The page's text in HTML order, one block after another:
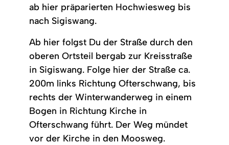
ab hier präparierten Hochwiesweg bis
nach Sigiswang.
Ab hier folgst Du der Straße durch den
oberen Ortsteil bergab zur Kreisstraße
in Sigiswang. Folge hier der Straße ca.
200m links Richtung Ofterschwang, bis
rechts der Winterwanderweg in einem
Bogen in Richtung Kirche in
Ofterschwang führt. Der Weg mündet
vor der Kirche in den Moosweg.